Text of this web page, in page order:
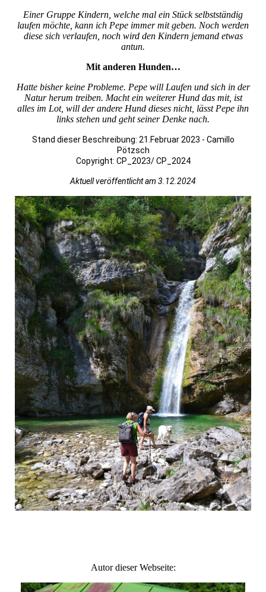
Einer Gruppe Kindern, welche mal ein Stück selbstständig
laufen möchte, kann ich Pepe immer mit geben. Noch werden
diese sich verlaufen, noch wird den Kindern jemand etwas
antun.
Mit anderen Hunden…
Hatte bisher keine Probleme. Pepe will Laufen und sich in der
Natur herum treiben. Macht ein weiterer Hund das mit, ist
alles im Lot, will der andere Hund dieses nicht, lässt Pepe ihn
links stehen und geht seiner Denke nach.
Stand dieser Beschreibung: 21.Februar 2023 - Camillo
Pötzsch
Copyright: CP_2023/ CP_2024
Aktuell veröffentlicht am 3.12.2024
Autor dieser Webseite: